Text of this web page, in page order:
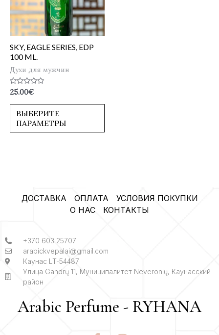
SKY, EAGLE SERIES, EDP
100 ML.
Духи для мужчин
Оценка
0
из
25.00€
ВЫБЕРИТЕ
ПАРАМЕТРЫ
ДОСТАВКА ОПЛАТА
УСЛОВИЯ ПОКУПКИ
О НАС
КОНТАКТЫ
+370 603 25707
arabickvepalai@gmail.com
Каунас LT-54487
Улица Gandrų 11, Муниципалитет Neveronių, Каунасский
район
Arabic Perfume - RYHANA